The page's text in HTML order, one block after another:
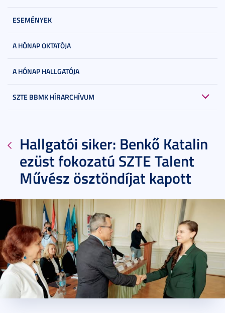
ESEMÉNYEK
A HÓNAP OKTATÓJA
A HÓNAP HALLGATÓJA
SZTE BBMK HÍRARCHÍVUM
Hallgatói siker: Benkő Katalin
ezüst fokozatú SZTE Talent
Művész ösztöndíjat kapott